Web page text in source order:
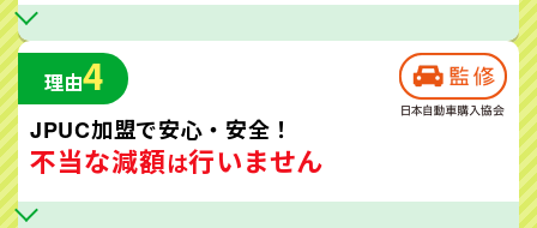
理由4
JPUC加盟で安心・安全！
不当な減額は行いません